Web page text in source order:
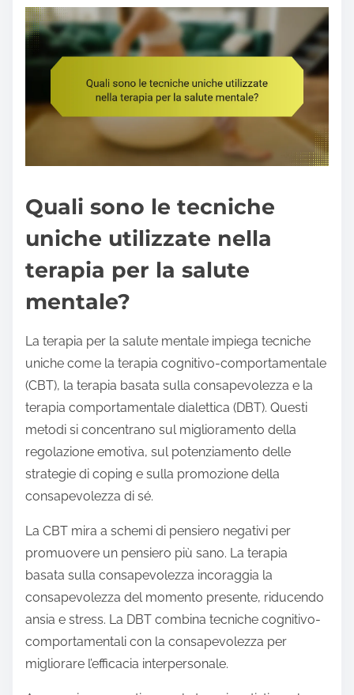
Quali sono le tecniche
uniche utilizzate nella
terapia per la salute
mentale?
La terapia per la salute mentale impiega tecniche
uniche come la terapia cognitivo-comportamentale
(CBT), la terapia basata sulla consapevolezza e la
terapia comportamentale dialettica (DBT). Questi
metodi si concentrano sul miglioramento della
regolazione emotiva, sul potenziamento delle
strategie di coping e sulla promozione della
consapevolezza di sé.
La CBT mira a schemi di pensiero negativi per
promuovere un pensiero più sano. La terapia
basata sulla consapevolezza incoraggia la
consapevolezza del momento presente, riducendo
ansia e stress. La DBT combina tecniche cognitivo-
comportamentali con la consapevolezza per
migliorare l’efficacia interpersonale.